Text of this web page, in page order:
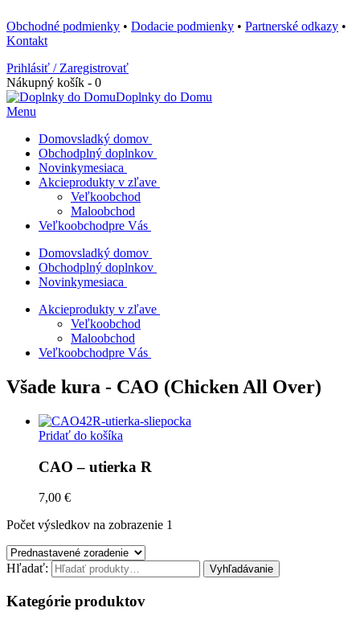
Obchodné podmienky • Dodacie podmienky • Partnerské odkazy •
Kontakt
Prihlásiť / Zaregistrovať
Nákupný košík - 0
Doplnky do Domu
Menu
Domovsladký domov
Obchodplný doplnkov
Novinkymesiaca
Akcieprodukty v zľave
Veľkoobchod
Maloobchod
Veľkoobchodpre Vás
Domovsladký domov
Obchodplný doplnkov
Novinkymesiaca
Akcieprodukty v zľave
Veľkoobchod
Maloobchod
Veľkoobchodpre Vás
Všade kura - CAO (Chicken All Over)
Pridať do košíka
CAO – utierka R
7,00 €
Počet výsledkov na zobrazenie 1
Hľadať:
Kategórie produktov